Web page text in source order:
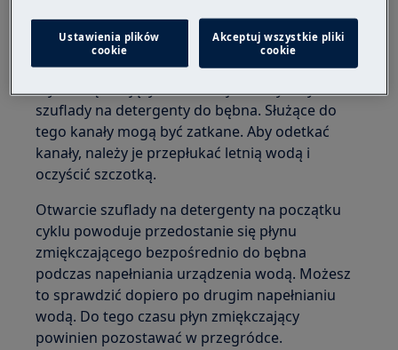
kanały, przepłukaj je letnią wodą i oczyścić
szczotką.
Płyn zmiękczający do tkanin jest zasysany z
szuflady na detergenty do bębna. Służące do
tego kanały mogą być zatkane. Aby odetkać
kanały, należy je przepłukać letnią wodą i
oczyścić szczotką.
Otwarcie szuflady na detergenty na początku
cyklu powoduje przedostanie się płynu
zmiękczającego bezpośrednio do bębna
podczas napełniania urządzenia wodą. Możesz
to sprawdzić dopiero po drugim napełnianiu
wodą. Do tego czasu płyn zmiękczający
powinien pozostawać w przegródce.
Ustawienia plików
cookie
Akceptuj wszystkie pliki
cookie